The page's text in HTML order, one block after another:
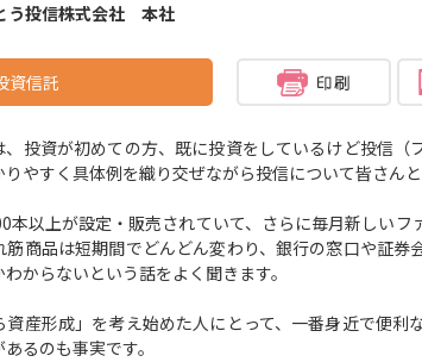
う投信株式会社 本社
資信託
投資が初めての方、既に投資をしているけど投信（
やすく具体例を織り交ぜながら投信について皆さんと
以上が設定・販売されていて、さらに毎月新しいフ
筋商品は短期間でどんどん変わり、銀行の窓口や証券
からないという話をよく聞きます。
産形成」を考え始めた人にとって、一番身近で便利
るのも事実です。